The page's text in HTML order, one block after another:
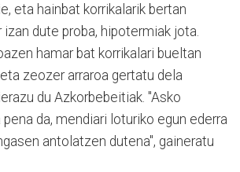
eta hainbat korrikalarik bertan
dute proba, hipotermiak jota.
hamar bat korrikalari bueltan
zeozer arraroa gertatu dela
du Azkorbebeitiak. "Asko
da, mendiari loturiko egun ederra
antolatzen dutena", gaineratu